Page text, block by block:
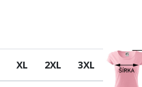
XL 2XL 3XL